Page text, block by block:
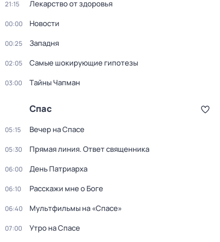
21:15 Лекарство от здоровья
00:00 Новости
00:25 Западня
02:05 Самые шoкиpующие гипотезы
03:00 Тaйны Чапман
Спас
05:15 Вeчер на Спасe
05:30 Прямая линия. Ответ священника
06:00 День Патриарха
06:10 Расскажи мне о Боге
06:40 Мультфильмы на «Спасе»
07:00 Утро на Спасе